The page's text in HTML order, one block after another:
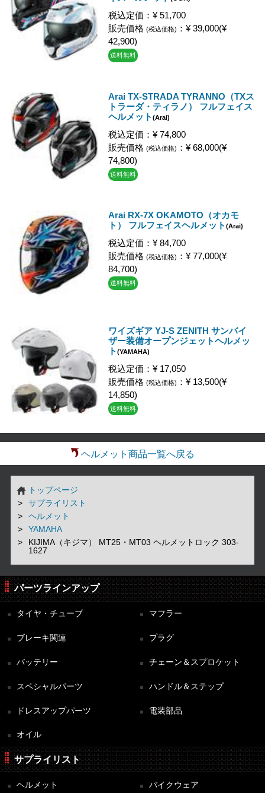
税込定価：¥ 51,700
販売価格 (税込価格) ：¥ 39,000(¥
42,900)
送料無料
Arai TX-STRADA TYRANNO（TXス
トラーダ・ティラノ） フルフェイス
ヘルメット (Arai)
税込定価：¥ 74,800
販売価格 (税込価格) ：¥ 68,000(¥
74,800)
送料無料
Arai RX-7X OKAMOTO（オカモ
ト） フルフェイスヘルメット (Arai)
税込定価：¥ 84,700
販売価格 (税込価格) ：¥ 77,000(¥
84,700)
送料無料
ワイズギア YJ-S ZENITH サンバイ
ザー装備オープンジェットヘルメッ
ト (YAMAHA)
税込定価：¥ 17,050
販売価格 (税込価格) ：¥ 13,500(¥
14,850)
送料無料
ヘルメット商品一覧へ戻る
トップページ
サプライリスト
ヘルメット
YAMAHA
KIJIMA（キジマ） MT25・MT03 ヘルメットロック 303-
1627
パーツラインアップ
タイヤ・チューブ マフラー
ブレーキ関連 プラグ
バッテリー チェーン＆スプロケット
スペシャルパーツ ハンドル＆ステップ
ドレスアップパーツ 電装部品
オイル
サプライリスト
ヘルメット バイクウェア